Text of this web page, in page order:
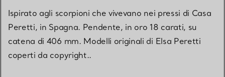
Ispirato agli scorpioni che vivevano nei pressi di Casa
Peretti, in Spagna. Pendente, in oro 18 carati, su
catena di 406 mm. Modelli originali di Elsa Peretti
coperti da copyright..